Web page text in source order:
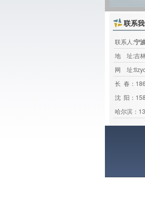
联系
联系人:宁
地 址:吉
网 址:
长 春：
沈 阳：
哈尔滨：